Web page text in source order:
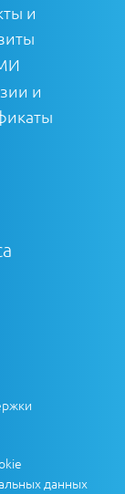
и
и
данных